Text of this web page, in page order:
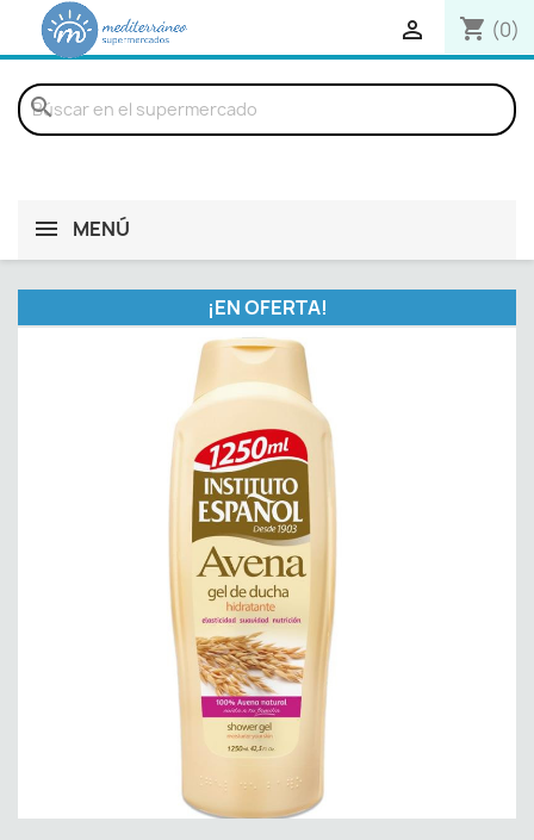
shopping_cart (0)

search
MENÚ
¡EN OFERTA!